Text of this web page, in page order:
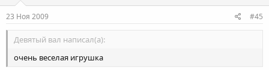
23 Ноя 2009 #45
Девятый вал написал(а):
очень веселая игрушка